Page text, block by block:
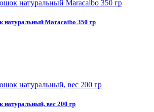
натуральный Maracaibo 350 гр
натуральный, вес 200 гр